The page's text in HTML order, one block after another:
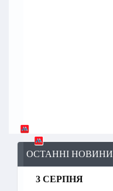
ОСТАННІ НОВИНИ
3 СЕРПНЯ